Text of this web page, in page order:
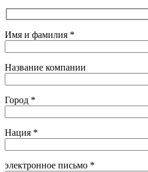
Имя и фамилия *
Название компании
Город *
Нация *
электронное письмо *